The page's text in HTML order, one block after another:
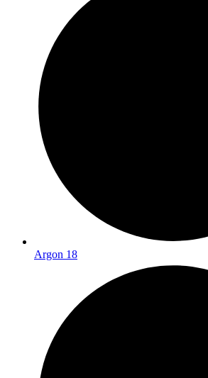
Argon 18